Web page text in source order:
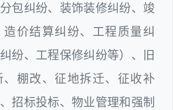
包纠纷、装饰装修纠纷、竣
价结算纠纷、工程质量纠
纷、工程保修纠纷等）、旧
、棚改、征地拆迁、征收补
招标投标、物业管理和强制